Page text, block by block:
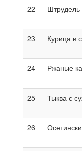
22
23 Курица в
24 Ржаные
25 Тыква с
26